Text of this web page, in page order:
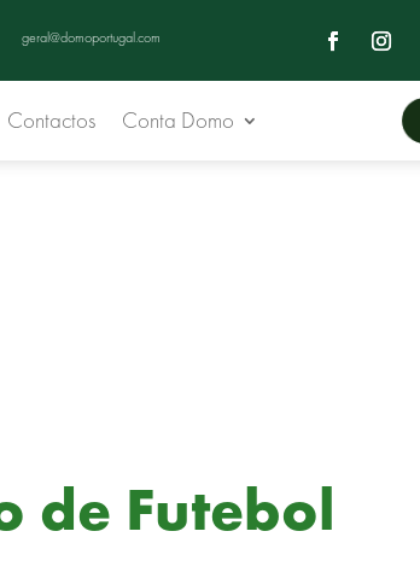
geral@domoportugal.com
Contactos Conta Domo
de Futebol